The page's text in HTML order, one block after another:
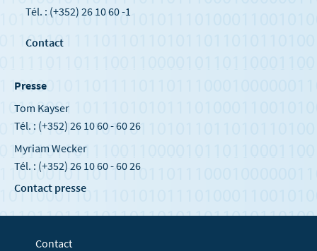
Tél. : (+352) 26 10 60 -1
Contact
Presse
Tom Kayser
Tél. : (+352) 26 10 60 - 60 26
Myriam Wecker
Tél. : (+352) 26 10 60 - 60 26
Contact presse
Contact